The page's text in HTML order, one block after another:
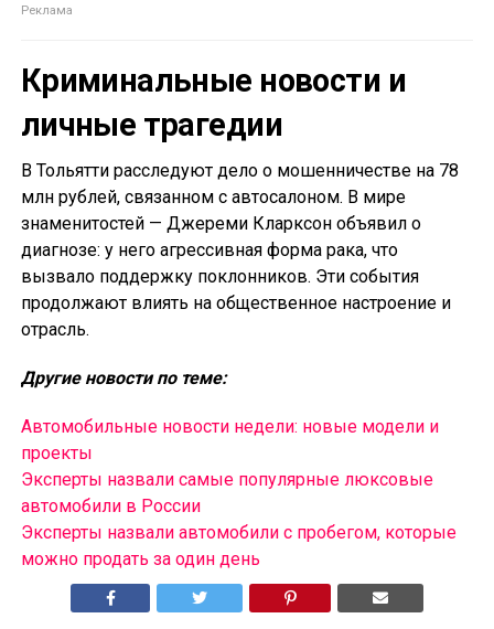
Криминальные новости и
личные трагедии
В Тольятти расследуют дело о мошенничестве на 78
млн рублей, связанном с автосалоном. В мире
знаменитостей — Джереми Кларксон объявил о
диагнозе: у него агрессивная форма рака, что
вызвало поддержку поклонников. Эти события
продолжают влиять на общественное настроение и
отрасль.
Другие новости по теме:
Автомобильные новости недели: новые модели и
проекты
Эксперты назвали самые популярные люксовые
автомобили в России
Эксперты назвали автомобили с пробегом, которые
можно продать за один день